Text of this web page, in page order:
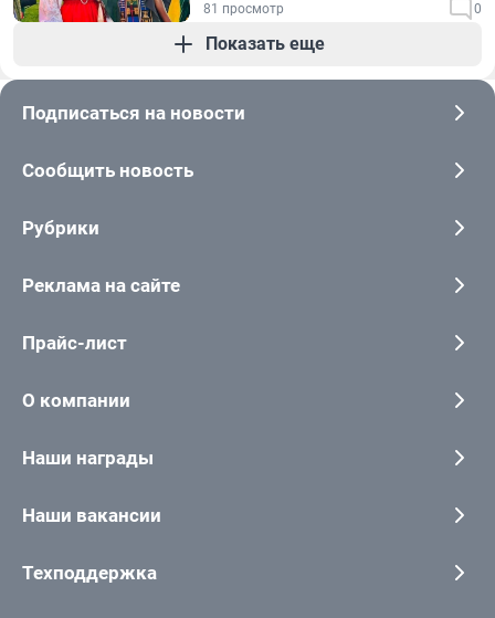
81 просмотр 0
Показать еще
Подписаться на новости
Сообщить новость
Рубрики
Реклама на сайте
Прайс-лист
О компании
Наши награды
Наши вакансии
Техподдержка